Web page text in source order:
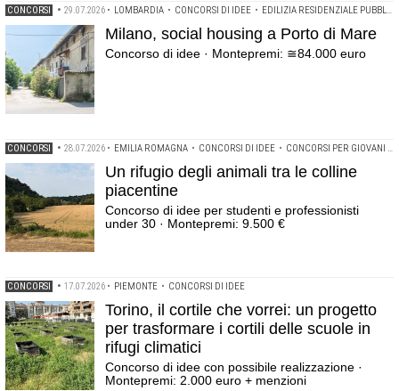
CONCORSI • 29.07.2026 • LOMBARDIA • CONCORSI DI IDEE • EDILIZIA RESIDENZIALE PUBBLICA
Milano, social housing a Porto di Mare
Concorso di idee · Montepremi: ≅84.000 euro
CONCORSI • 28.07.2026 • EMILIA ROMAGNA • CONCORSI DI IDEE • CONCORSI PER GIOVANI PROGETTISTI
Un rifugio degli animali tra le colline
piacentine
Concorso di idee per studenti e professionisti
under 30 · Montepremi: 9.500 €
CONCORSI • 17.07.2026 • PIEMONTE • CONCORSI DI IDEE
Torino, il cortile che vorrei: un progetto
per trasformare i cortili delle scuole in
rifugi climatici
Concorso di idee con possibile realizzazione ·
Montepremi: 2.000 euro + menzioni